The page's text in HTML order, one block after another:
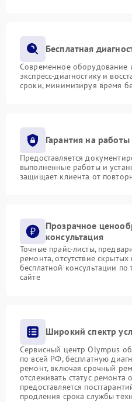
Бесплатная
Современное оборудование
экспресс-диагностику и
сроки, минимизируя время
Гарантия на работы
Предоставляется
выполненные работы и
защищает клиента от
Прозрачное
консультация
Точные прайс-листы,
ремонта, отсутствие
бесплатной консультации
сайте
Широкий спектр
Сервисный центр Olympus
по всей РФ, бесплатную
ремонт, включая срочный
отслеживать статус ремонта
предоставляется
продления срока службы